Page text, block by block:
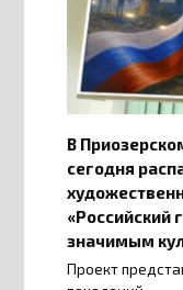
В
сегодня
«Российский
значимым
Проект